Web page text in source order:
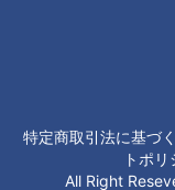
特定商取引法に基づ
トポリ
All Right